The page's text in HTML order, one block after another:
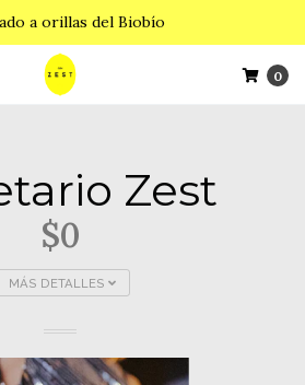
a orillas del Biobío
0
Zest
$0
MÁS DETALLES